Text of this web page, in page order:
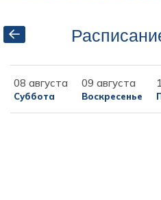
08 августа
Суббота
09 августа
Воскресенье